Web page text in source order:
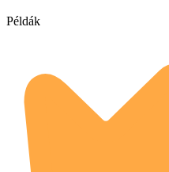
Példák